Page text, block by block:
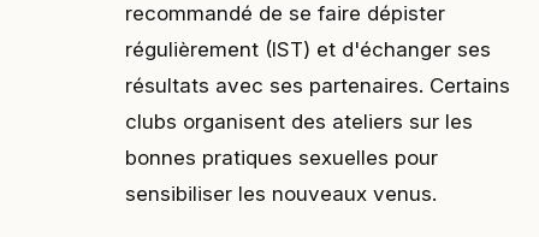
recommandé de se faire dépister
régulièrement (IST) et d'échanger ses
résultats avec ses partenaires. Certains
clubs organisent des ateliers sur les
bonnes pratiques sexuelles pour
sensibiliser les nouveaux venus.